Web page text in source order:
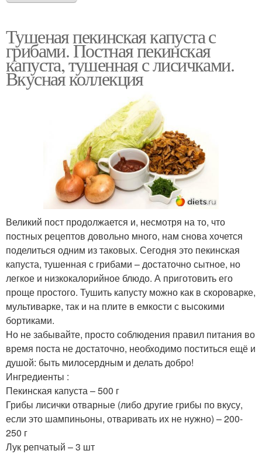
Тушеная пекинская капуста с
грибами. Постная пекинская
капуста, тушенная с лисичками.
Вкусная коллекция
Великий пост продолжается и, несмотря на то, что
постных рецептов довольно много, нам снова хочется
поделиться одним из таковых. Сегодня это пекинская
капуста, тушенная с грибами – достаточно сытное, но
легкое и низкокалорийное блюдо. А приготовить его
проще простого. Тушить капусту можно как в скороварке,
мультиварке, так и на плите в емкости с высокими
бортиками.
Но не забывайте, просто соблюдения правил питания во
время поста не достаточно, необходимо поститься ещё и
душой: быть милосердным и делать добро!
Ингредиенты :
Пекинская капуста – 500 г
Грибы лисички отварные (либо другие грибы по вкусу,
если это шампиньоны, отваривать их не нужно) – 200-
250 г
Лук репчатый – 3 шт